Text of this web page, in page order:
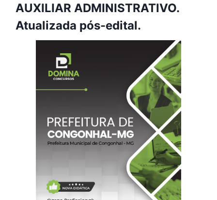
AUXILIAR ADMINISTRATIVO.
Atualizada pós-edital.